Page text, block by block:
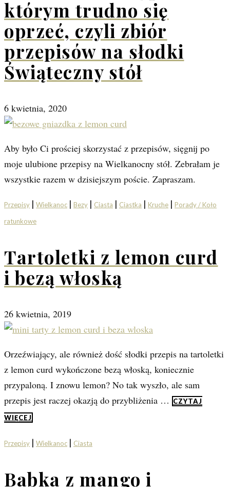
którym trudno się
oprzeć, czyli zbiór
przepisów na słodki
Świąteczny stół
6 kwietnia, 2020
Aby było Ci prościej skorzystać z przepisów, sięgnij po
moje ulubione przepisy na Wielkanocny stół. Zebrałam je
wszystkie razem w dzisiejszym poście. Zapraszam.
Przepisy | Wielkanoc | Bezy | Ciasta | Ciastka | Kruche | Porady / Koło
ratunkowe
Tartoletki z lemon curd
i bezą włoską
26 kwietnia, 2019
Orzeźwiający, ale również dość słodki przepis na tartoletki
z lemon curd wykończone bezą włoską, koniecznie
przypaloną. I znowu lemon? No tak wyszło, ale sam
przepis jest raczej okazją do przybliżenia …
CZYTAJ
WIĘCEJ
Przepisy | Wielkanoc | Ciasta
Babka z mango i